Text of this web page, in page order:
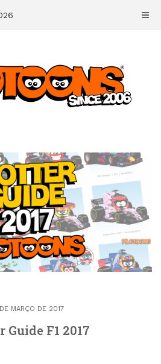
MARÇO DE 2017
Guide F1 2017